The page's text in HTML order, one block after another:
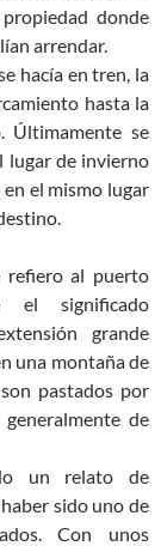
donde
arrendar.
hacía en tren, la
hasta la
Últimamente se
lugar de invierno
en el mismo lugar
refiero al puerto
el significado
grande
una montaña de
pastados por
generalmente de
un relato de
sido uno de
Con unos